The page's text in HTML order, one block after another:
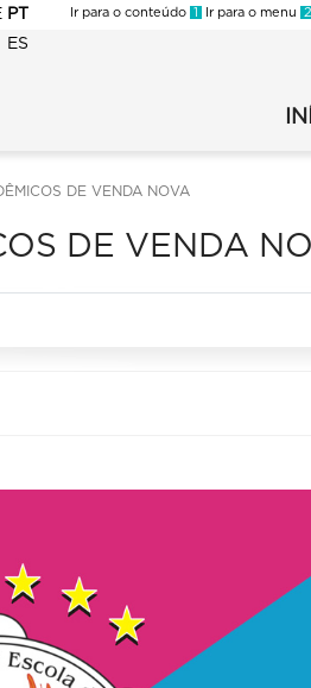
PT
ES
Ir para o conteúdo 1 Ir para o menu 2
-
DE VENDA NOVA
DE VENDA